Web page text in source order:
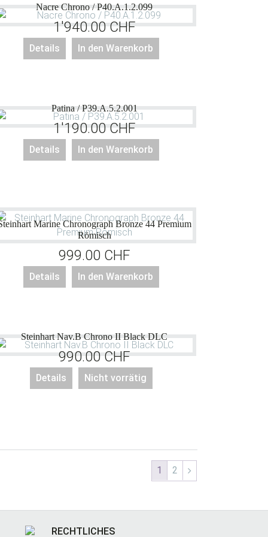
Nacre Chrono / P40.A.1.2.099
1'940.00CHF
Details In den Warenkorb
Patina / P39.A.5.2.001
1'190.00CHF
Details In den Warenkorb
Marine Chronograph Bronze 44 Premium
Römisch
999.00 CHF
Details In den Warenkorb
Steinhart Nav.B Chrono II Black DLC
990.00CHF
Details Nicht vorrätig
1 2
RECHTLICHES